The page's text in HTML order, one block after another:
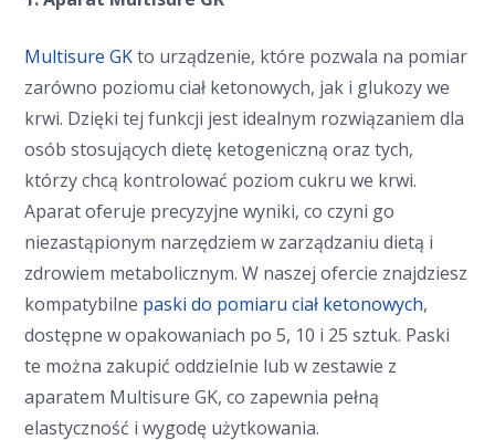
Multisure GKto urządzenie, które pozwala na pomiar
zarówno poziomu ciał ketonowych, jak i glukozy we
krwi. Dzięki tej funkcji jest idealnym rozwiązaniem dla
osób stosujących dietę ketogeniczną oraz tych,
którzy chcą kontrolować poziom cukru we krwi.
Aparat oferuje precyzyjne wyniki, co czyni go
niezastąpionym narzędziem w zarządzaniu dietą i
zdrowiem metabolicznym. W naszej ofercie znajdziesz
kompatybilne paski do pomiaru ciał ketonowych,
dostępne w opakowaniach po 5, 10 i 25 sztuk. Paski
te można zakupić oddzielnie lub w zestawie z
aparatem Multisure GK, co zapewnia pełną
elastyczność i wygodę użytkowania.